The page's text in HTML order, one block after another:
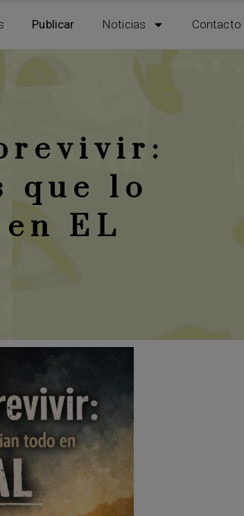
Publicar Noticias Contacto
que lo
EL